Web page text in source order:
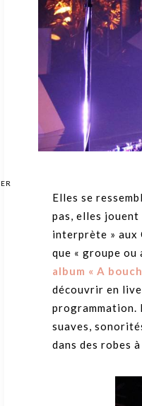
Elles se
pas, elles jouent
interprète » aux
que « groupe
album « A
découvrir en
programmation.
suaves,
dans des robes